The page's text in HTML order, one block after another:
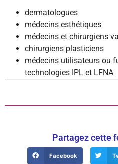
dermatologues
médecins esthétiques
médecins et chirurgiens
chirurgiens plasticiens
médecins utilisateurs ou
technologies IPL et LFNA
Partagez cette
Facebook